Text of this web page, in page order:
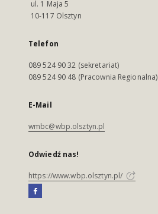
ul. 1 Maja 5
10-117 Olsztyn
Telefon
089 524 90 32 (sekretariat)
089 524 90 48 (Pracownia Regionalna)
E-Mail
wmbc@wbp.olsztyn.pl
Odwiedź nas!
https://www.wbp.olsztyn.pl/